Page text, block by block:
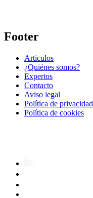
Footer
Articulos
¿Quiénes somos?
Expertos
Contacto
Aviso legal
Política de privacidad
Política de cookies